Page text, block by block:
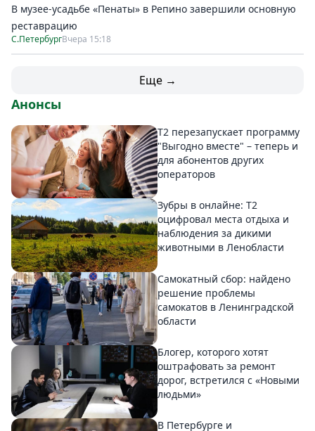
В музее-усадьбе «Пенаты» в Репино завершили основную
реставрацию
С.ПетербургВчера 15:18
Еще →
Анонсы
Т2 перезапускает программу
"Выгодно вместе" – теперь и
для абонентов других
операторов
Зубры в онлайне: Т2
оцифровал места отдыха и
наблюдения за дикими
животными в Ленобласти
Самокатный сбор: найдено
решение проблемы
самокатов в Ленинградской
области
Блогер, которого хотят
оштрафовать за ремонт
дорог, встретился с «Новыми
людьми»
В Петербурге и